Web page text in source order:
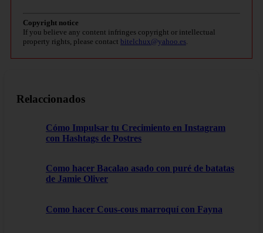
Copyright notice
If you believe any content infringes copyright or intellectual
property rights, please contact bitelchux@yahoo.es
Relaccionados
Cómo Impulsar tu Crecimiento en Instagram
con Hashtags de Postres
Como hacer Bacalao asado con puré de batatas
de Jamie Oliver
Como hacer Cous-cous marroquí con Fayna